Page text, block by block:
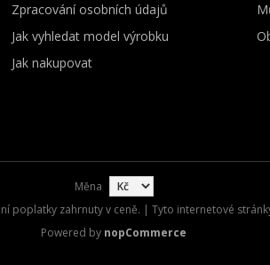
Zpracování osobních údajů
Jak vyhledat model výrobku
Jak nakupovat
Měna
poplatky zahrnuty v ceně. | Tyto internetové
Powered by nopCommerce